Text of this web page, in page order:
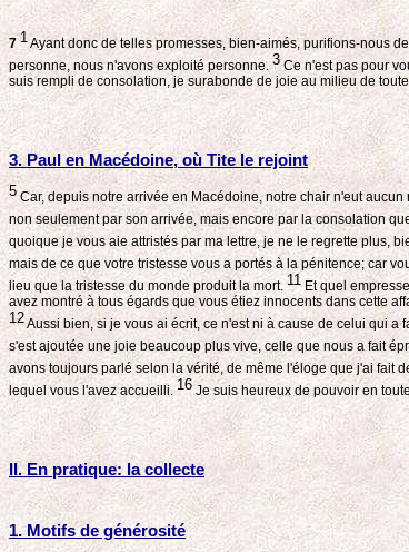
7 1Ayant donc de telles promesses, bien-aimés, purifions-nous
personne, nous n'avons exploité personne.3 Ce n'est pas pour
suis rempli de consolation, je surabonde de joie au milieu de
3. Paul en Macédoine, où Tite le rejoint
5Car, depuis notre arrivée en Macédoine, notre chair n'eut
non seulement par son arrivée, mais encore par la consolation
quoique je vous aie attristés par ma lettre, je ne le regrette plus,
mais de ce que votre tristesse vous a portés à la pénitence; car
lieu que la tristesse du monde produit la mort. 11Et quel
avez montré à tous égards que vous étiez innocents dans cette
12Aussi bien, si je vous ai écrit, ce n'est ni à cause de celui qui
s'est ajoutée une joie beaucoup plus vive, celle que nous a fait
avons toujours parlé selon la vérité, de même l'éloge que j'ai fait
lequel vous l'avez accueilli.16Je suis heureux de pouvoir en
II. En pratique: la collecte
1. Motifs de générosité